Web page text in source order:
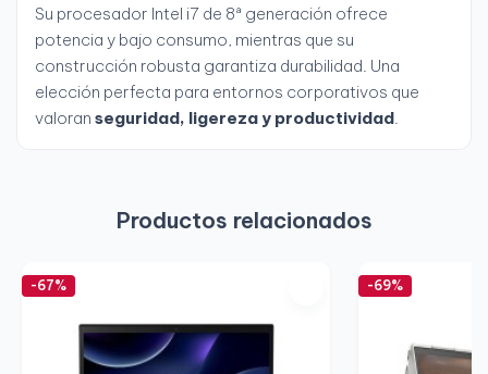
Su procesador Intel i7 de 8ª generación ofrece
potencia y bajo consumo, mientras que su
construcción robusta garantiza durabilidad. Una
elección perfecta para entornos corporativos que
valoran seguridad, ligereza y productividad.
Productos relacionados
-67% -69%